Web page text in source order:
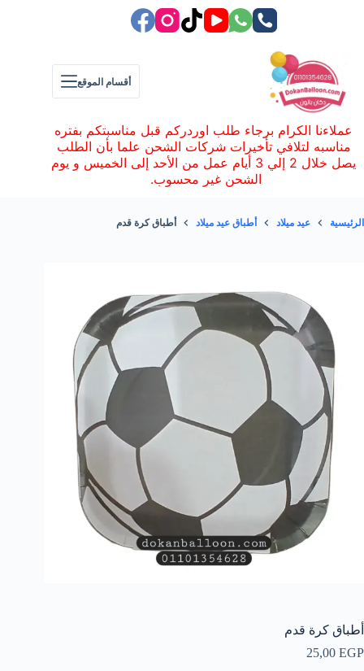
أقسام الموقع
عملاءنا الكرام برجاء طلب اوردركم قبل مناسبتكم بفتره
مناسبه لتلافي تأخيرات شركات الشحن علما بأن الطلب
يصل خلال 2 إلي 3 أيام عمل من الأحد إلى الخميس و يوم
الشحن غير محسوب.
الرئيسية عيد ميلاد أطباق عيد ميلاد أطباق كرة قدم
أطباق كرة قدم
25,00 EGP